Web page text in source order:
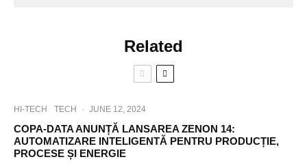
Related
HI-TECH TECH · JUNE 12, 2024
COPA-DATA ANUNȚĂ LANSAREA ZENON 14:
AUTOMATIZARE INTELIGENTĂ PENTRU PRODUCȚIE,
PROCESE ȘI ENERGIE